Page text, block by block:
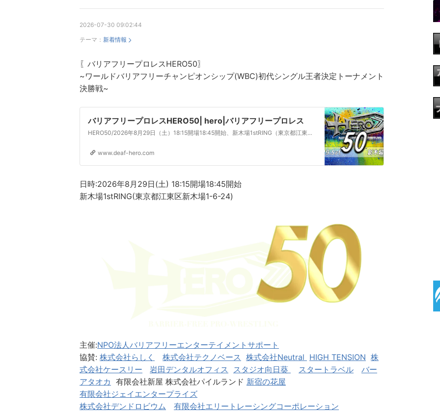
2026-07-30 09:02:44
テーマ： 新着情報
〖バリアフリープロレスHERO50〗
~ワールドバリアフリーチャンピオンシップ(WBC)初代シングル王者決定トーナメント
決勝戦~
バリアフリープロレスHERO50| hero|バリアフリープロレス
HERO50/2026年8月29日（土）18:15開場18:45開始、新木場1stRING（東京都江東区新木場1-6-24）
www.deaf-hero.com
​日時:2026年8月29日(土) 18:15開場18:45開始
新木場1stRING(東京都江東区新木場1-6-24)
主催:NPO法人バリアフリーエンターテイメントサポート
協賛: 株式会社らしく 株式会社テクノベース 株式会社Neutral HIGH TENSION 株
式会社ケースリー
岩田デンタルオフィス スタジオ向日葵 スタートラベル
バー
アタオカ​ 有限会社新屋 株式会社パイルランド 新宿の花屋
有限会社ジェイエンタープライズ
株式会社デンドロビウム
有限会社エリートレーシングコーポレーション